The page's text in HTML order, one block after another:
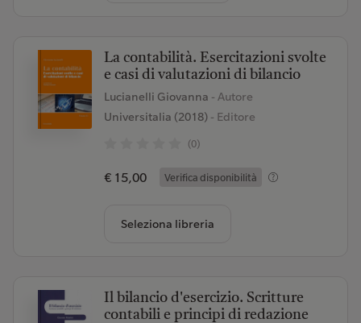
La contabilità. Esercitazioni svolte
e casi di valutazioni di bilancio
Lucianelli Giovanna - Autore
Universitalia (2018)- Editore
(0)
€ 15,00 Verifica disponibilità
Seleziona libreria
Il bilancio d'esercizio. Scritture
contabili e principi di redazione